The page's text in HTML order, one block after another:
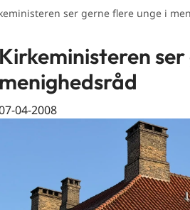
ser gerne flere unge i
Kirkeministeren
menighedsråd
04-2008